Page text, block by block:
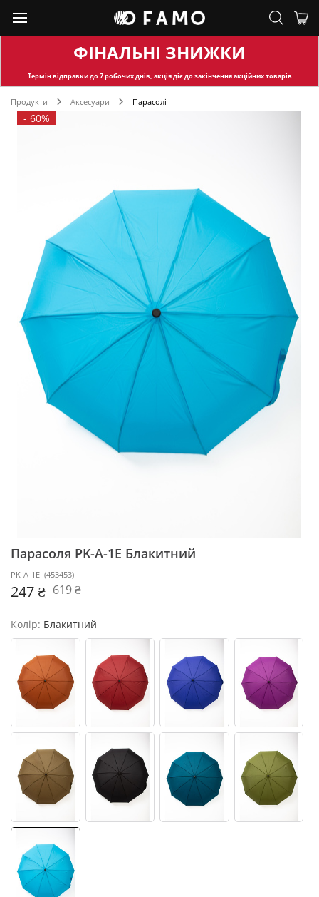
ФІНАЛЬНІ ЗНИЖКИ
Термін відправкидо 7 робочих днів, акція діє до закінчення акційних товарів
Продукти Аксесуари Парасолі
- 60%
Парасоля PK-A-1Е Блакитний
PK-A-1Е (453453)
247 ₴ 619 ₴
Колір: Блакитний